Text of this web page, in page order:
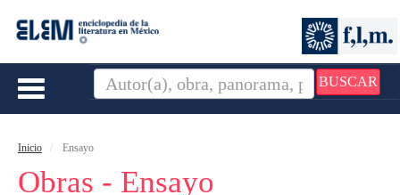
BUSCAR
Toggle
Inicio Ensayo
Obras - Ensayo